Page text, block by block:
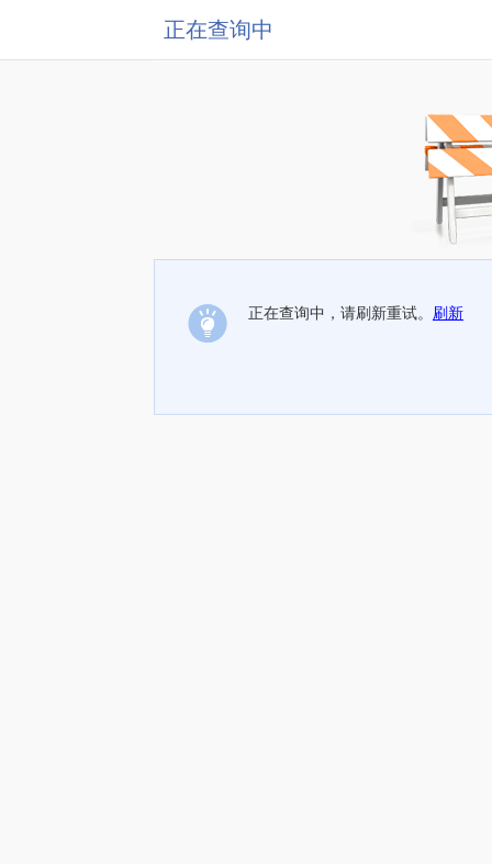
正在查询中
正在查询中，请刷新重试。 刷新